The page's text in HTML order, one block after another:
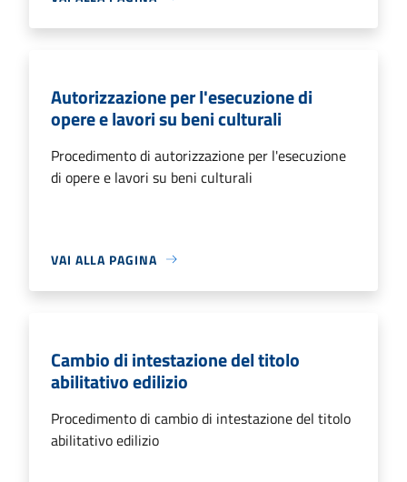
Autorizzazione per l'esecuzione di
opere e lavori su beni culturali
Procedimento di autorizzazione per l'esecuzione
di opere e lavori su beni culturali
VAI ALLA PAGINA
Cambio di intestazione del titolo
abilitativo edilizio
Procedimento di cambio di intestazione del titolo
abilitativo edilizio